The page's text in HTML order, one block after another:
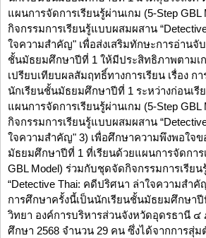
แผนการจัดการเรียนรู้ผ่านเกม (5-Step
กิจกรรมการเรียนรู้แบบผสมผสาน
ใจความสำคัญ" เพื่อส่งเสริมทักษะการอ่านจั
ชั้นมัธยมศึกษาปีที่ 1 ให้มีประสิทธิภาพตามเ
เปรียบเทียบผลสัมฤทธิ์ทางการเรียน เรื่อง ก
นักเรียนชั้นมัธยมศึกษาปีที่ 1 ระหว่างก่อนเรี
แผนการจัดการเรียนรู้ผ่านเกม (5-Step
กิจกรรมการเรียนรู้แบบผสมผสาน
ใจความสำคัญ" 3) เพื่อศึกษาความพึงพอใจข
มัธยมศึกษาปีที่ 1 ที่เรียนด้วยแผนการจัดการ
GBL Model) ร่วมกับชุดจัดกิจกรรมการเรีย
“Detective Thai: คดีปริศนา ล่าใจความสำ
การศึกษาครั้งนี้เป็นนักเรียนชั้นมัธยมศึกษาปี
วิทยา องค์การบริหารส่วนจังหวัดอุดรธานี ๔
ศึกษา 2568 จำนวน 29 คน ซึ่งได้จากการสุ่ม